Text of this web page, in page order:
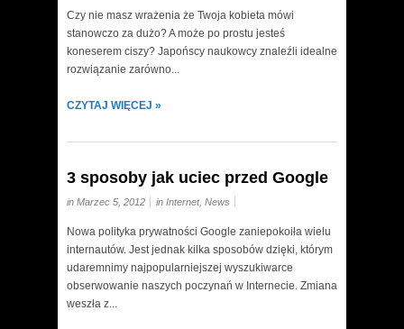
Czy nie masz wrażenia że Twoja kobieta mówi
stanowczo za dużo? A może po prostu jesteś
koneserem ciszy? Japońscy naukowcy znaleźli idealne
rozwiązanie zarówno...
CZYTAJ WIĘCEJ »
3 sposoby jak uciec przed Google
in Marzec 5, 2012 in Internet, News
Nowa polityka prywatności Google zaniepokoiła wielu
internautów. Jest jednak kilka sposobów dzięki, którym
udaremnimy najpopularniejszej wyszukiwarce
obserwowanie naszych poczynań w Internecie. Zmiana
weszła z...